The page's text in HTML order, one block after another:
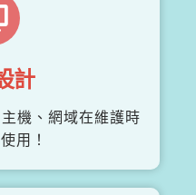
計
機、網域在維護時
用！